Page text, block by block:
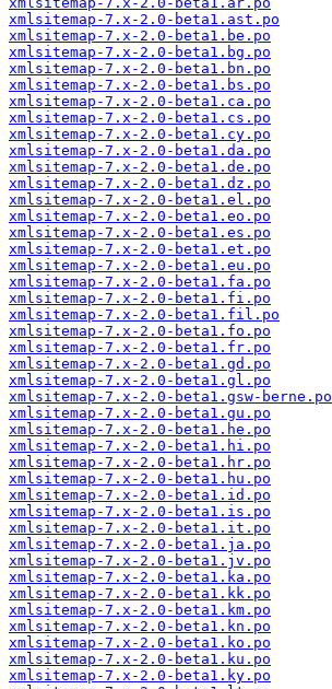
xmlsitemap-7.x-2.0-beta1.ast.po
xmlsitemap-7.x-2.0-beta1.be.po
xmlsitemap-7.x-2.0-beta1.bg.po
xmlsitemap-7.x-2.0-beta1.bn.po
xmlsitemap-7.x-2.0-beta1.bs.po
xmlsitemap-7.x-2.0-beta1.ca.po
xmlsitemap-7.x-2.0-beta1.cs.po
xmlsitemap-7.x-2.0-beta1.cy.po
xmlsitemap-7.x-2.0-beta1.da.po
xmlsitemap-7.x-2.0-beta1.de.po
xmlsitemap-7.x-2.0-beta1.dz.po
xmlsitemap-7.x-2.0-beta1.el.po
xmlsitemap-7.x-2.0-beta1.eo.po
xmlsitemap-7.x-2.0-beta1.es.po
xmlsitemap-7.x-2.0-beta1.et.po
xmlsitemap-7.x-2.0-beta1.eu.po
xmlsitemap-7.x-2.0-beta1.fa.po
xmlsitemap-7.x-2.0-beta1.fi.po
xmlsitemap-7.x-2.0-beta1.fil.po
xmlsitemap-7.x-2.0-beta1.fo.po
xmlsitemap-7.x-2.0-beta1.fr.po
xmlsitemap-7.x-2.0-beta1.gd.po
xmlsitemap-7.x-2.0-beta1.gl.po
xmlsitemap-7.x-2.0-beta1.gsw-berne.po
xmlsitemap-7.x-2.0-beta1.gu.po
xmlsitemap-7.x-2.0-beta1.he.po
xmlsitemap-7.x-2.0-beta1.hi.po
xmlsitemap-7.x-2.0-beta1.hr.po
xmlsitemap-7.x-2.0-beta1.hu.po
xmlsitemap-7.x-2.0-beta1.id.po
xmlsitemap-7.x-2.0-beta1.is.po
xmlsitemap-7.x-2.0-beta1.it.po
xmlsitemap-7.x-2.0-beta1.ja.po
xmlsitemap-7.x-2.0-beta1.jv.po
xmlsitemap-7.x-2.0-beta1.ka.po
xmlsitemap-7.x-2.0-beta1.kk.po
xmlsitemap-7.x-2.0-beta1.km.po
xmlsitemap-7.x-2.0-beta1.kn.po
xmlsitemap-7.x-2.0-beta1.ko.po
xmlsitemap-7.x-2.0-beta1.ku.po
xmlsitemap-7.x-2.0-beta1.ky.po